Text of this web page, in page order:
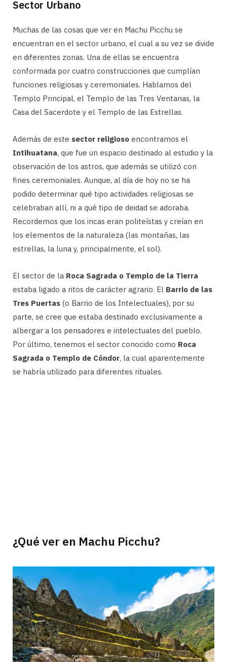
Sector Urbano
Muchas de las cosas que ver en Machu Picchu se
encuentran en el sector urbano, el cual a su vez se divide
en diferentes zonas. Una de ellas se encuentra
conformada por cuatro construcciones que cumplían
funciones religiosas y ceremoniales. Hablamos del
Templo Principal, el Templo de las Tres Ventanas, la
Casa del Sacerdote y el Templo de las Estrellas.
Además de este sector religioso encontramos el
Intihuatana, que fue un espacio destinado al estudio y la
observación de los astros, que además se utilizó con
fines ceremoniales. Aunque, al día de hoy no se ha
podido determinar qué tipo actividades religiosas se
celebraban allí, ni a qué tipo de deidad se adoraba.
Recordemos que los incas eran politeístas y creían en
los elementos de la naturaleza (las montañas, las
estrellas, la luna y, principalmente, el sol).
El sector de la Roca Sagrada o Templo de la Tierra
estaba ligado a ritos de carácter agrario. El Barrio de las
Tres Puertas (o Barrio de los Intelectuales), por su
parte, se cree que estaba destinado exclusivamente a
albergar a los pensadores e intelectuales del pueblo.
Por último, tenemos el sector conocido como Roca
Sagrada o Templo de Cóndor, la cual aparentemente
se habría utilizado para diferentes rituales.
¿Qué ver en Machu Picchu?